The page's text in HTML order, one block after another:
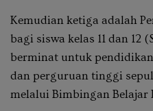
Kemudian ketiga adalah
bagi siswa kelas 11 dan 12
berminat untuk
dan perguruan tinggi
melalui Bimbingan Belajar